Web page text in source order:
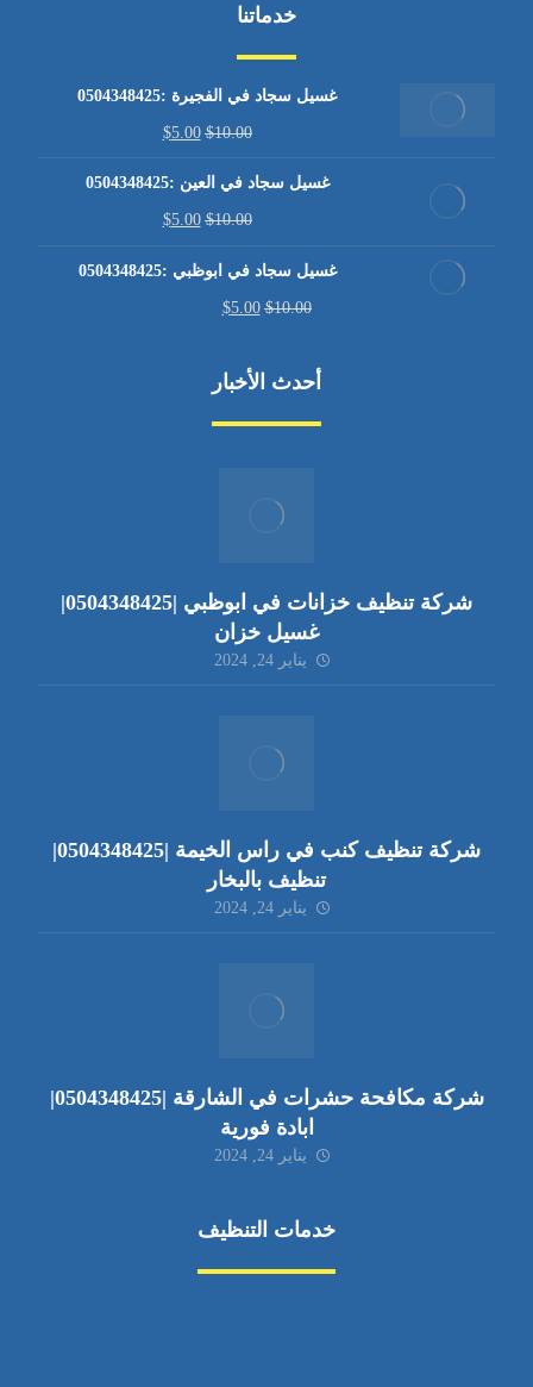
خدماتنا
غسيل سجاد في الفجيرة :0504348425
$10.00
$5.00
غسيل سجاد في العين :0504348425
$10.00
$5.00
غسيل سجاد في ابوظبي :0504348425
$10.00
$5.00
أحدث الأخبار
شركة تنظيف خزانات في ابوظبي |0504348425|
غسيل خزان
يناير 24, 2024
شركة تنظيف كنب في راس الخيمة |0504348425|
تنظيف بالبخار
يناير 24, 2024
شركة مكافحة حشرات في الشارقة |0504348425|
ابادة فورية
يناير 24, 2024
خدمات التنظيف